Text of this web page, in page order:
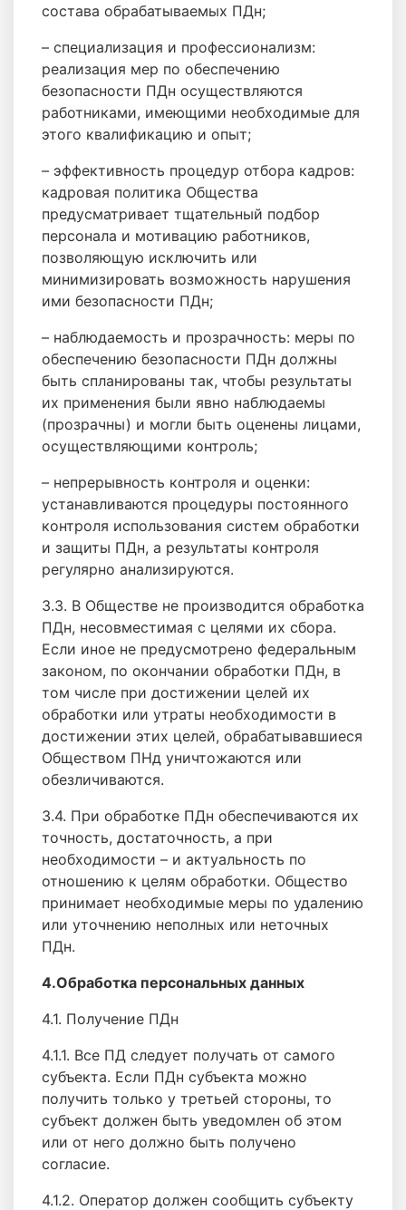
состава обрабатываемых ПДн;
– специализация и профессионализм:
реализация мер по обеспечению
безопасности ПДн осуществляются
работниками, имеющими необходимые для
этого квалификацию и опыт;
– эффективность процедур отбора кадров:
кадровая политика Общества
предусматривает тщательный подбор
персонала и мотивацию работников,
позволяющую исключить или
минимизировать возможность нарушения
ими безопасности ПДн;
– наблюдаемость и прозрачность: меры по
обеспечению безопасности ПДн должны
быть спланированы так, чтобы результаты
их применения были явно наблюдаемы
(прозрачны) и могли быть оценены лицами,
осуществляющими контроль;
– непрерывность контроля и оценки:
устанавливаются процедуры постоянного
контроля использования систем обработки
и защиты ПДн, а результаты контроля
регулярно анализируются.
3.3. В Обществе не производится обработка
ПДн, несовместимая с целями их сбора.
Если иное не предусмотрено федеральным
законом, по окончании обработки ПДн, в
том числе при достижении целей их
обработки или утраты необходимости в
достижении этих целей, обрабатывавшиеся
Обществом ПНд уничтожаются или
обезличиваются.
3.4. При обработке ПДн обеспечиваются их
точность, достаточность, а при
необходимости – и актуальность по
отношению к целям обработки. Общество
принимает необходимые меры по удалению
или уточнению неполных или неточных
ПДн.
4.Обработка персональных данных
4.1. Получение ПДн
4.1.1. Все ПД следует получать от самого
субъекта. Если ПДн субъекта можно
получить только у третьей стороны, то
субъект должен быть уведомлен об этом
или от него должно быть получено
согласие.
4.1.2. Оператор должен сообщить субъекту